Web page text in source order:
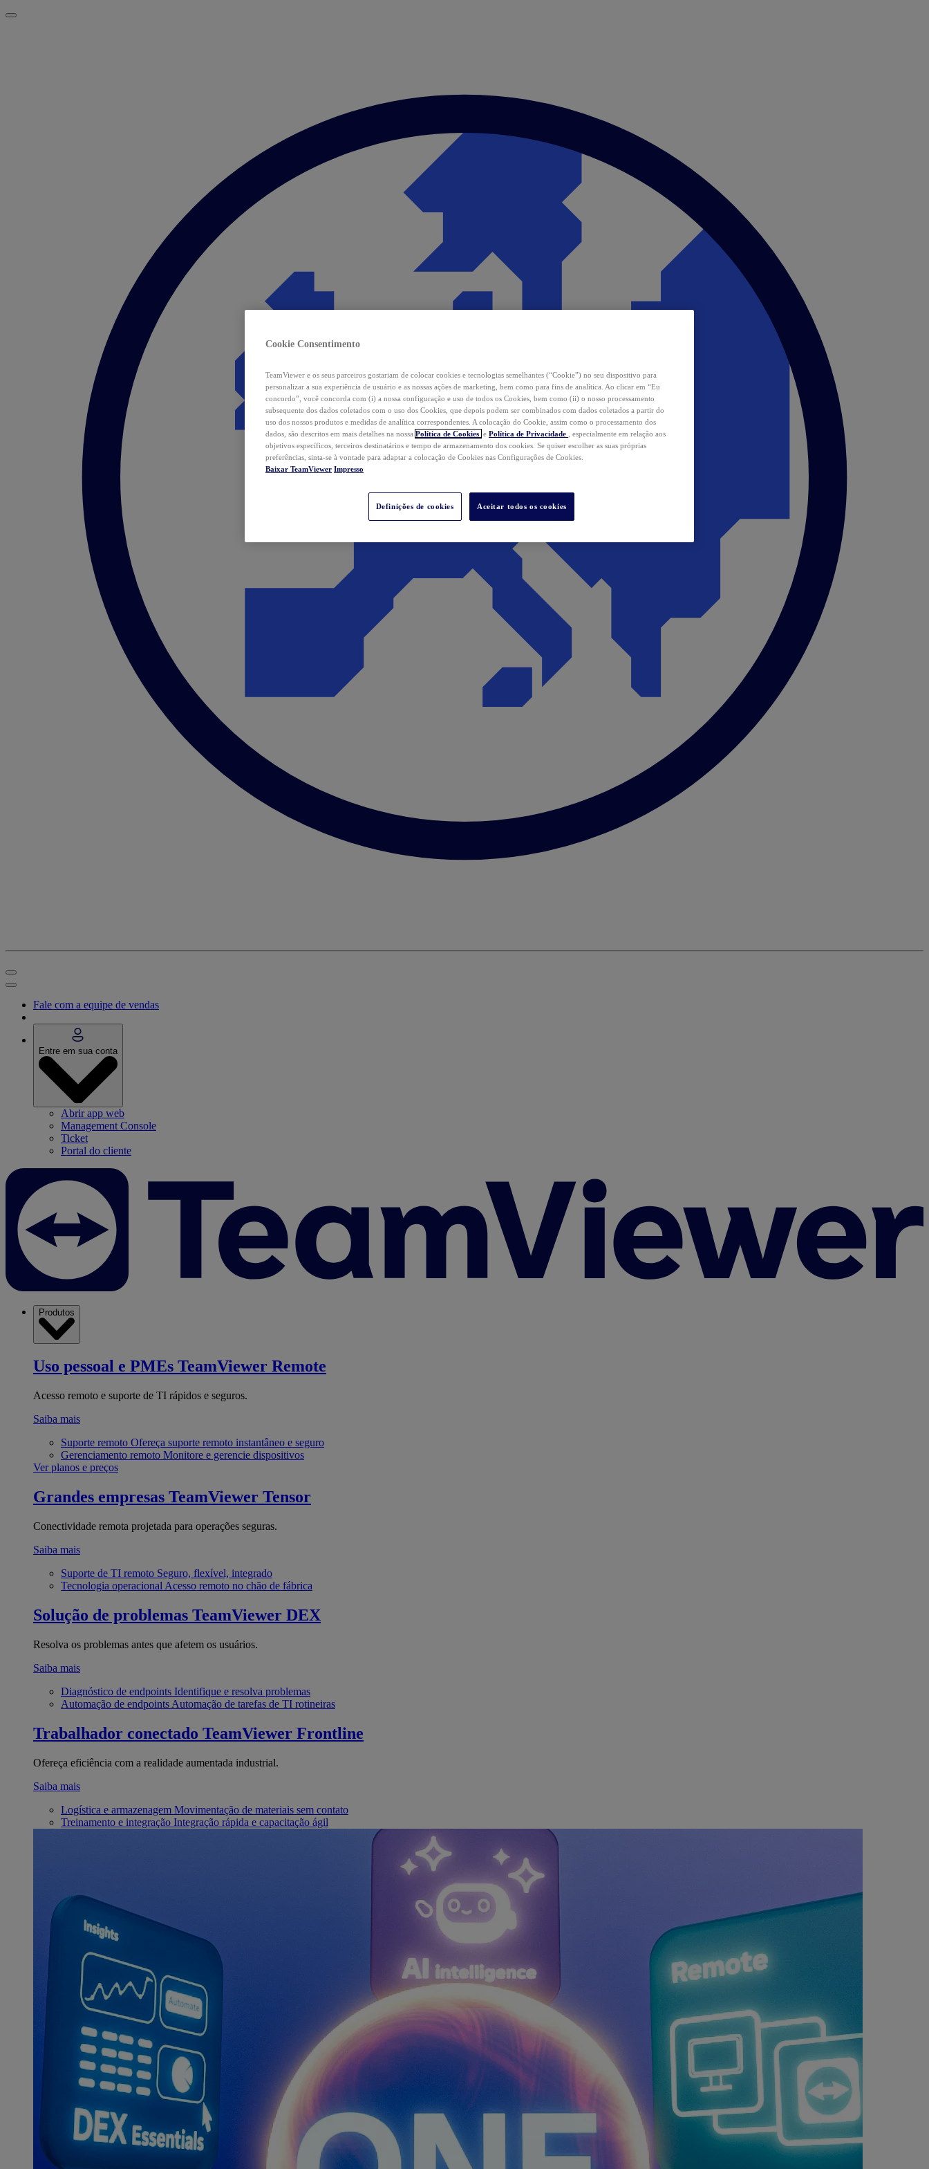
Fale com a equipe de vendas
Entre em sua conta
Abrir app web
Management Console
Ticket
Portal do cliente
Produtos
Uso pessoal e PMEs TeamViewer Remote
Acesso remoto e suporte de TI rápidos e seguros.
Saiba mais
Suporte remoto Ofereça suporte remoto instantâneo e seguro
Gerenciamento remoto Monitore e gerencie dispositivos
Ver planos e preços
Grandes empresas TeamViewer Tensor
Conectividade remota projetada para operações seguras.
Saiba mais
Suporte de TI remoto Seguro, flexível, integrado
Tecnologia operacional Acesso remoto no chão de fábrica
Solução de problemas TeamViewer DEX
Resolva os problemas antes que afetem os usuários.
Saiba mais
Diagnóstico de endpoints Identifique e resolva problemas
Automação de endpoints Automação de tarefas de TI rotineiras
Trabalhador conectado TeamViewer Frontline
Ofereça eficiência com a realidade aumentada industrial.
Saiba mais
Logística e armazenagem Movimentação de materiais sem contato
Treinamento e integração Integração rápida e capacitação ágil
Cookie Consentimento
TeamViewer e os seus parceiros gostariam de colocar cookies e tecnologias semelhantes (“Cookie”) no seu dispositivo para
personalizar a sua experiência de usuário e as nossas ações de marketing, bem como para fins de analítica. Ao clicar em “Eu
concordo”, você concorda com (i) a nossa configuração e uso de todos os Cookies, bem como (ii) o nosso processamento
subsequente dos dados coletados com o uso dos Cookies, que depois podem ser combinados com dados coletados a partir do
uso dos nossos produtos e medidas de analítica correspondentes. A colocação do Cookie, assim como o processamento dos
dados, são descritos em mais detalhes na nossa Política de Cookies e Política de Privacidade
, especialmente em relação aos
objetivos específicos, terceiros destinatários e tempo de armazenamento dos cookies. Se quiser escolher as suas próprias
preferências, sinta-se à vontade para adaptar a colocação de Cookies nas Configurações de Cookies.
Baixar TeamViewer Impresso
Definições de cookies Aceitar todos os cookies